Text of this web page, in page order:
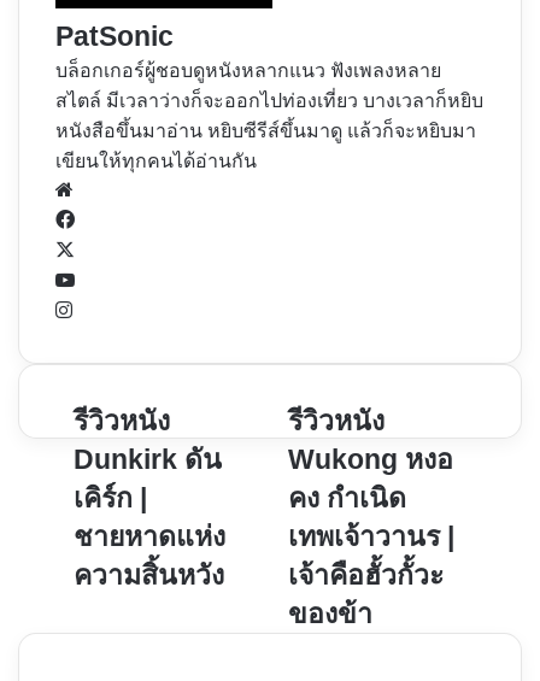
PatSonic
บล็อกเกอร์ผู้ชอบดูหนังหลากแนว ฟังเพลงหลาย
สไตล์ มีเวลาว่างก็จะออกไปท่องเที่ยว บางเวลาก็หยิบ
หนังสือขึ้นมาอ่าน หยิบซีรีส์ขึ้นมาดู แล้วก็จะหยิบมา
เขียนให้ทุกคนได้อ่านกัน
Facebook
YouTube
Instagram
รีวิว
หนัง
Dunkirk
ดัน
เคิร์ก
|
รีวิวหนัง
Dunkirk ดัน
เคิร์ก |
ชายหาดแห่ง
ความสิ้นหวัง
รีวิว
หนัง
Wukong
หงอ
คง
กำเนิด
เทพเจ้า
วานร
รีวิวหนัง
Wukong หงอ
คง กำเนิด
เทพเจ้าวานร |
เจ้าคือฮั้วกั้วะ
ของข้า